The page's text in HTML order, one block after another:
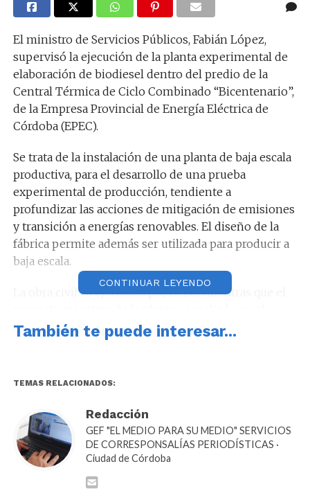
El ministro de Servicios Públicos, Fabián López,
supervisó la ejecución de la planta experimental de
elaboración de biodiesel dentro del predio de la
Central Térmica de Ciclo Combinado “Bicentenario”,
de la Empresa Provincial de Energía Eléctrica de
Córdoba (EPEC).
Se trata de la instalación de una planta de baja escala
productiva, para el desarrollo de una prueba
experimental de producción, tendiente a
profundizar las acciones de mitigación de emisiones
y transición a energías renovables. El diseño de la
fábrica permite además ser utilizada para producir a
baja escala.
La obra civil es ejecutada por EPEC, mientras que el
acompañamiento de la Universidad Nacional de Villa
María (UNVM) como entidad auditora de la Secretaría
Ministerio de Servicios Públicos, Ministerio de
Se espera que la operación integral y el diseño de los
procedimientos para la obtención del producto esté
a cargo de la Empresa Provincial de Energía Eléctrica
y de los Ministerios de Servicios Públicos y de
CONTINUAR LEYENDO
También te puede interesar...
TEMAS RELACIONADOS:
Redacción
GEF "EL MEDIO PARA SU MEDIO" SERVICIOS
DE CORRESPONSALÍAS PERIODÍSTICAS ·
Ciudad de Córdoba